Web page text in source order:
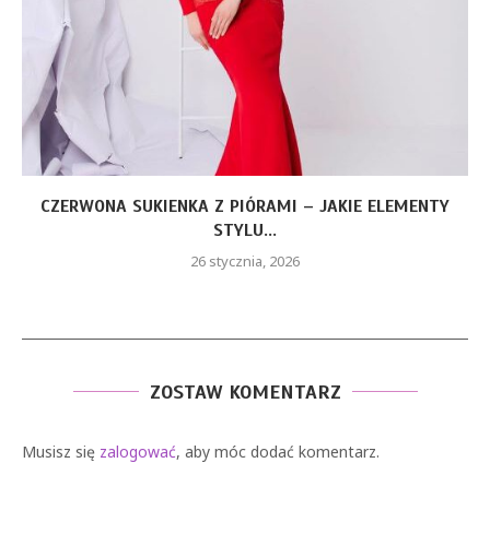
CZERWONA SUKIENKA Z PIÓRAMI – JAKIE ELEMENTY
STYLU...
26 stycznia, 2026
ZOSTAW KOMENTARZ
Musisz się zalogować, aby móc dodać komentarz.